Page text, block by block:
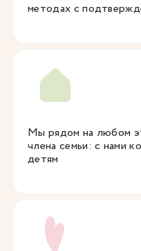
методах с
Мы рядом на любом
члена семьи: с нами
детям